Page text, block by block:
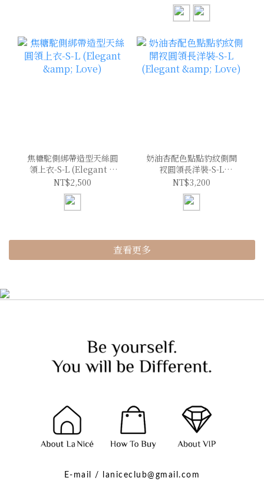
焦糖駝側綁帶造型天絲圓
領上衣-S-L (Elegant &
Love)
NT$2,500
奶油杏配色點點豹紋側開
衩圓領長洋裝-S-L
(Elegant & Love)
NT$3,200
查看更多
E-mail / laniceclub@gmail.com